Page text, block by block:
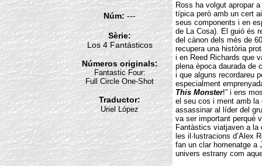
Núm: ---
Sèrie:
Los 4 Fantásticos
Números originals:
Fantastic Four:
Full Circle One-Shot
Traductor:
Uriel López
Ross ha volgut apropar
típica però amb un cert
seus components i en
de La Cosa). El guió és
del cànon dels més de
recupera una història
i en Reed Richards que
plena època daurada de
i que alguns recordareu
especialment
This Monster!” i ens
el seu cos i ment amb la
assassinar al líder del
va ser important perquè
Fantàstics viatjaven a la
les il·lustracions d’Alex
fan un clar homenatge
univers estrany com